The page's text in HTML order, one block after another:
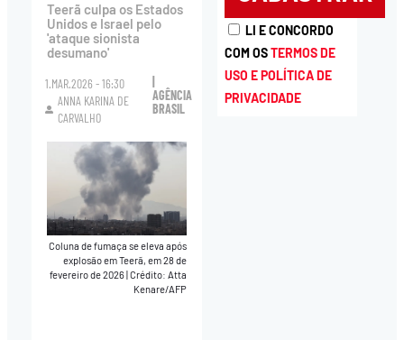
Teerã culpa os Estados
Unidos e Israel pelo
'ataque sionista
desumano'
1.MAR.2026 - 16:30
ANNA KARINA DE
CARVALHO
AGÊNCIA
BRASIL
Coluna de fumaça se eleva após
explosão em Teerã, em 28 de
fevereiro de 2026|Crédito: Atta
Kenare/AFP
LI E CONCORDO
COM OSTERMOS DE
USO E POLÍTICA DE
PRIVACIDADE